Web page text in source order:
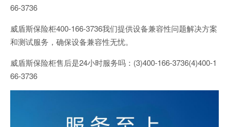
66-3736
威盾斯保险柜400-166-3736我们提供设备兼容性问题解决方案
和测试服务，确保设备兼容性无忧。
威盾斯保险柜售后是24小时服务吗：(3)400-166-3736(4)400-1
66-3736